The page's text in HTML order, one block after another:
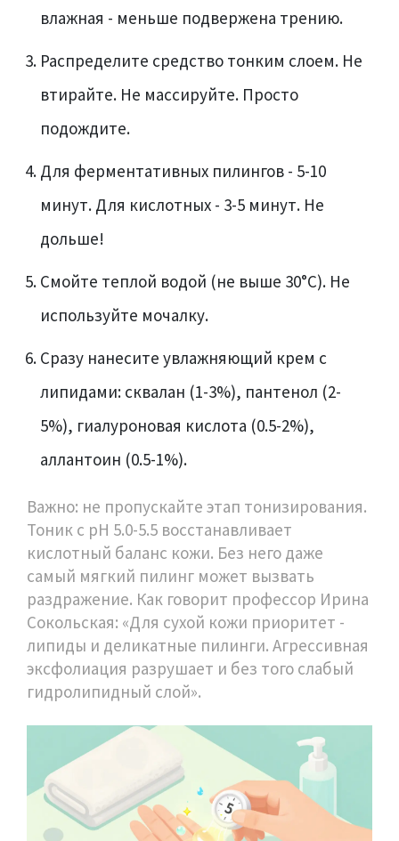
влажная - меньше подвержена трению.
Распределите средство тонким слоем. Не
втирайте. Не массируйте. Просто
подождите.
Для ферментативных пилингов - 5-10
минут. Для кислотных - 3-5 минут. Не
дольше!
Смойте теплой водой (не выше 30°C). Не
используйте мочалку.
Сразу нанесите увлажняющий крем с
липидами: сквалан (1-3%), пантенол (2-
5%), гиалуроновая кислота (0.5-2%),
аллантоин (0.5-1%).
Важно: не пропускайте этап тонизирования.
Тоник с pH 5.0-5.5 восстанавливает
кислотный баланс кожи. Без него даже
самый мягкий пилинг может вызвать
раздражение. Как говорит профессор Ирина
Сокольская: «Для сухой кожи приоритет -
липиды и деликатные пилинги. Агрессивная
эксфолиация разрушает и без того слабый
гидролипидный слой».